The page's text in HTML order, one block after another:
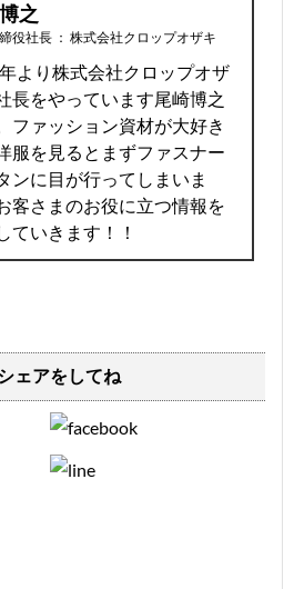
之
役社長 ： 株式会社クロップオザキ
より株式会社クロップオザ
長をやっています尾崎博之
ファッション資材が大好き
服を見るとまずファスナー
ンに目が行ってしまいま
客さまのお役に立つ情報を
ていきます！！
ェアをしてね